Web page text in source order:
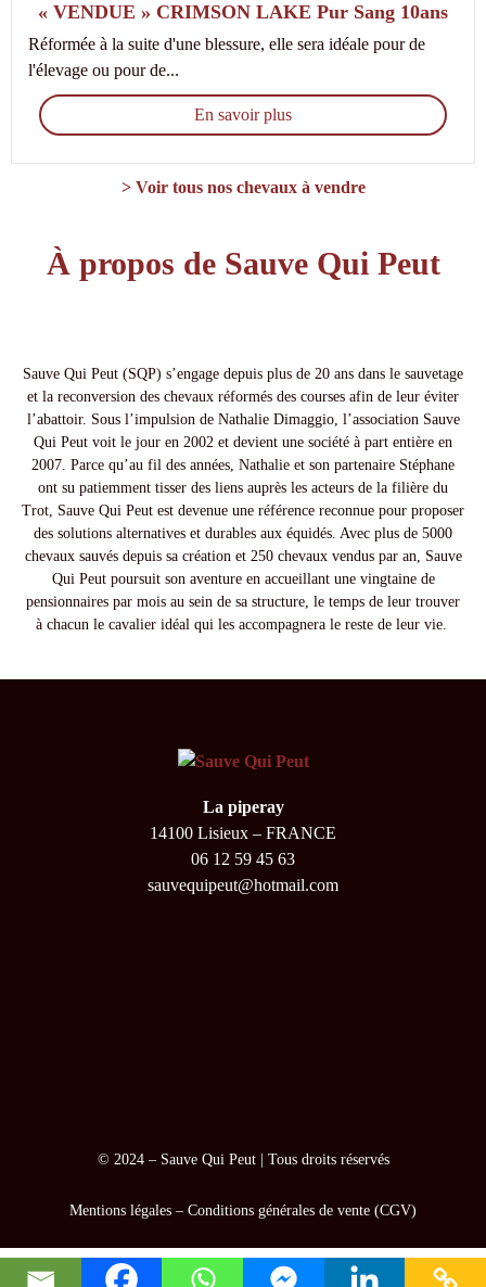
« VENDUE » CRIMSON LAKE Pur Sang 10ans
Réformée à la suite d'une blessure, elle sera idéale pour de
l'élevage ou pour de...
En savoir plus
> Voir tous nos chevaux à vendre
À propos de Sauve Qui Peut
Sauve Qui Peut (SQP) s’engage depuis plus de 20 ans dans le sauvetage
et la reconversion des chevaux réformés des courses afin de leur éviter
l’abattoir. Sous l’impulsion de Nathalie Dimaggio, l’association Sauve
Qui Peut voit le jour en 2002 et devient une société à part entière en
2007. Parce qu’au fil des années, Nathalie et son partenaire Stéphane
ont su patiemment tisser des liens auprès les acteurs de la filière du
Trot, Sauve Qui Peut est devenue une référence reconnue pour proposer
des solutions alternatives et durables aux équidés. Avec plus de 5000
chevaux sauvés depuis sa création et 250 chevaux vendus par an, Sauve
Qui Peut poursuit son aventure en accueillant une vingtaine de
pensionnaires par mois au sein de sa structure, le temps de leur trouver
à chacun le cavalier idéal qui les accompagnera le reste de leur vie.
La piperay
14100 Lisieux – FRANCE
06 12 59 45 63
sauvequipeut@hotmail.com
© 2024 – Sauve Qui Peut| Tous droits réservés
Mentions légales – Conditions générales de vente (CGV)